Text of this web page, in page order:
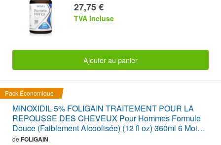
27,75 €
TVA incluse
Ajouter au panier
Pack Économique
MINOXIDIL 5% FOLIGAIN TRAITEMENT POUR LA
REPOUSSE DES CHEVEUX Pour Hommes Formule
Douce (Faiblement Alcoolisée) (12 fl oz) 360ml 6 Mois
d'Approvisionnement
de FOLIGAIN